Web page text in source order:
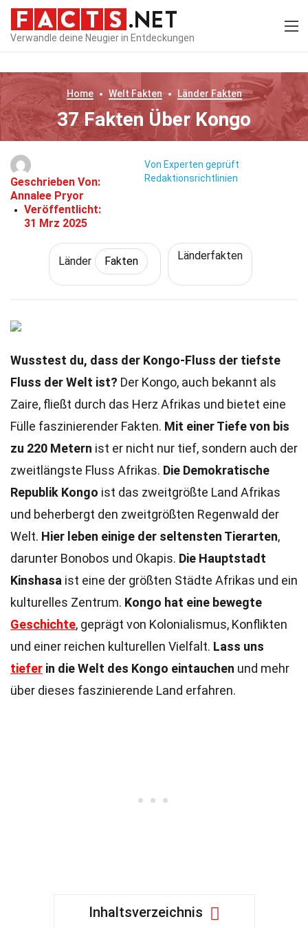
Verwandle deine Neugier in Entdeckungen
Home Welt Fakten Länder Fakten
37 Fakten Über Kongo
Geschrieben Von:
Annalee Pryor
Veröffentlicht:
31 Mrz 2025
Von Experten geprüft
Redaktionsrichtlinien
Länder Fakten Länderfakten
Wusstest du, dass der Kongo-Fluss der tiefste
Fluss der Welt ist? Der Kongo, auch bekannt als
Zaire, fließt durch das Herz Afrikas und bietet eine
Fülle faszinierender Fakten. Mit einer Tiefe von bis
zu 220 Metern ist er nicht nur tief, sondern auch der
zweitlängste Fluss Afrikas. Die Demokratische
Republik Kongo ist das zweitgrößte Land Afrikas
und beherbergt den zweitgrößten Regenwald der
Welt. Hier leben einige der seltensten Tierarten,
darunter Bonobos und Okapis. Die Hauptstadt
Kinshasa ist eine der größten Städte Afrikas und ein
kulturelles Zentrum. Kongo hat eine bewegte
Geschichte, geprägt von Kolonialismus, Konflikten
und einer reichen kulturellen Vielfalt. Lass uns
tiefer in die Welt des Kongo eintauchen und mehr
über dieses faszinierende Land erfahren.
Inhaltsverzeichnis